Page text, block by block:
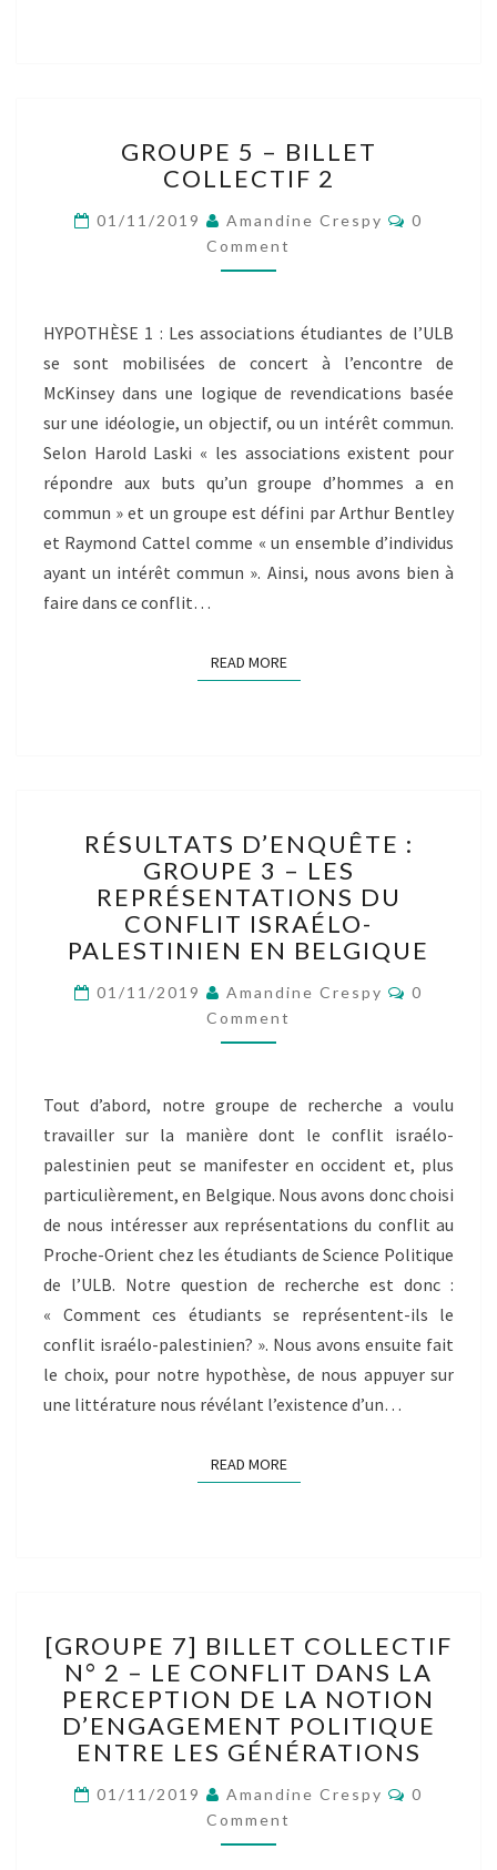
5
–
COLLECTIF
2
GROUPE 5 – BILLET
COLLECTIF 2
01/11/2019 Amandine Crespy
0
Comment
HYPOTHÈSE 1 : Les associations étudiantes de l’ULB
se sont mobilisées de concert à l’encontre de
McKinsey dans une logique de revendications basée
sur une idéologie, un objectif, ou un intérêt commun.
Selon Harold Laski « les associations existent pour
répondre aux buts qu’un groupe d’hommes a en
commun » et un groupe est défini par Arthur Bentley
et Raymond Cattel comme « un ensemble d’individus
ayant un intérêt commun ». Ainsi, nous avons bien à
faire dans ce conflit…
READ MOREREAD MORE
D’ENQUÊTE
:
GROUPE
3
–
LES
REPRÉSENTATIONS
DU
CONFLIT
EN
BELGIQUE
RÉSULTATS D’ENQUÊTE :
GROUPE 3 – LES
REPRÉSENTATIONS DU
CONFLIT ISRAÉLO-
PALESTINIEN EN BELGIQUE
01/11/2019 Amandine Crespy
0
Comment
Tout d’abord, notre groupe de recherche a voulu
travailler sur la manière dont le conflit israélo-
palestinien peut se manifester en occident et, plus
particulièrement, en Belgique. Nous avons donc choisi
de nous intéresser aux représentations du conflit au
Proche-Orient chez les étudiants de Science Politique
de l’ULB. Notre question de recherche est donc :
« Comment ces étudiants se représentent-ils le
conflit israélo-palestinien? ». Nous avons ensuite fait
le choix, pour notre hypothèse, de nous appuyer sur
une littérature nous révélant l’existence d’un…
READ MOREREAD MORE
BILLET
COLLECTIF
N°
2
–
LE
CONFLIT
DANS
[GROUPE 7] BILLET COLLECTIF
N° 2 – LE CONFLIT DANS LA
PERCEPTION DE LA NOTION
D’ENGAGEMENT POLITIQUE
ENTRE LES GÉNÉRATIONS
01/11/2019 Amandine Crespy
0
Comment